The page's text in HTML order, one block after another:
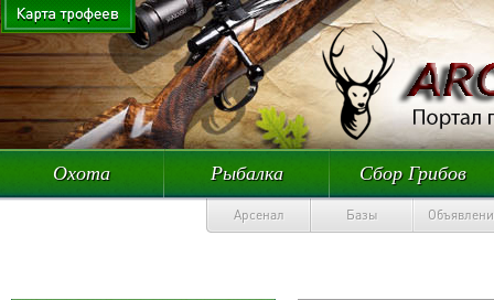
Охота Рыбалка Сбор Грибов
Арсенал Базы